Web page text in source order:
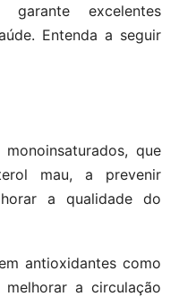
excelentes
Entenda a seguir
que
mau, a prevenir
a qualidade do
antioxidantes como
a circulação